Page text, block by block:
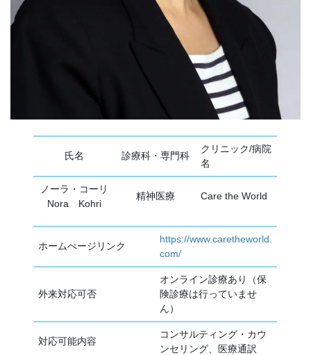
氏名 診療科・専門科
クリニック/病院
名
ノーラ・コーリ
Nora Kohri
精神医療 Care the World
ホームぺージリンク
https://www.caretheworld.
com/
外来対応可否
オンライン診療あり（保
険診療は行っていませ
ん）
対応可能内容
コンサルティング・カウ
ンセリング、医療通訳